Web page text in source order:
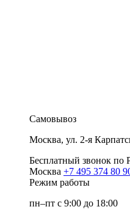
Самовывоз
Москва, ул. 2-я
Бесплатный звонок по
Москва +7 495 374 80
Режим работы
пн–пт с 9:00 до 18:00